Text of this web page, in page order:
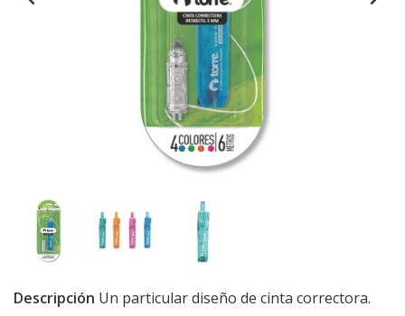
Descripción Un particular diseño de cinta correctora.